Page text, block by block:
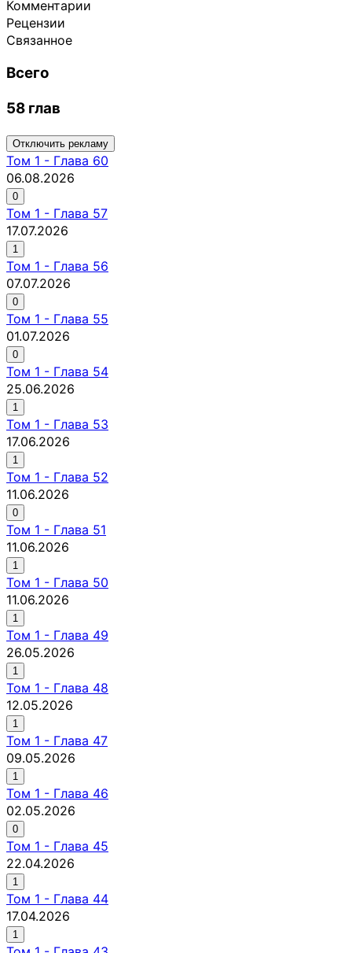
Комментарии
Рецензии
Связанное
Всего
58 глав
Отключить рекламу
Том 1 - Глава 60
06.08.2026
0
Том 1 - Глава 57
17.07.2026
1
Том 1 - Глава 56
07.07.2026
0
Том 1 - Глава 55
01.07.2026
0
Том 1 - Глава 54
25.06.2026
1
Том 1 - Глава 53
17.06.2026
1
Том 1 - Глава 52
11.06.2026
0
Том 1 - Глава 51
11.06.2026
1
Том 1 - Глава 50
11.06.2026
1
Том 1 - Глава 49
26.05.2026
1
Том 1 - Глава 48
12.05.2026
1
Том 1 - Глава 47
09.05.2026
1
Том 1 - Глава 46
02.05.2026
0
Том 1 - Глава 45
22.04.2026
1
Том 1 - Глава 44
17.04.2026
1